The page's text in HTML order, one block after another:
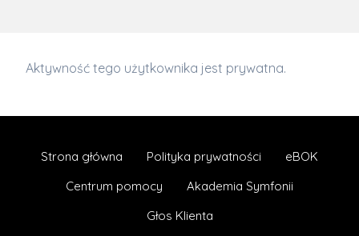
Aktywność tego użytkownika jest prywatna.
Strona główna Polityka prywatności
eBOK
Centrum pomocy
Akademia Symfonii
Głos Klienta